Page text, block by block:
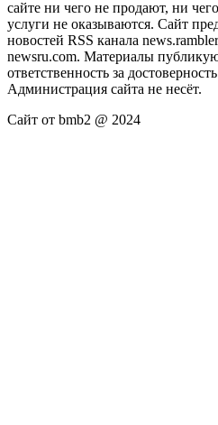
сайте ни чего не продают, ни
услуги не оказываются. Сайт
новостей RSS канала
newsru.com. Материалы
ответственность за
Администрация сайта не несёт.
Сайт от bmb2 @ 2024